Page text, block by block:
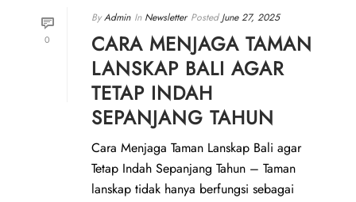
0
By Admin In Newsletter Posted June 27, 2025
CARA MENJAGA TAMAN
LANSKAP BALI AGAR
TETAP INDAH
SEPANJANG TAHUN
Cara Menjaga Taman Lanskap Bali agar
Tetap Indah Sepanjang Tahun – Taman
lanskap tidak hanya berfungsi sebagai